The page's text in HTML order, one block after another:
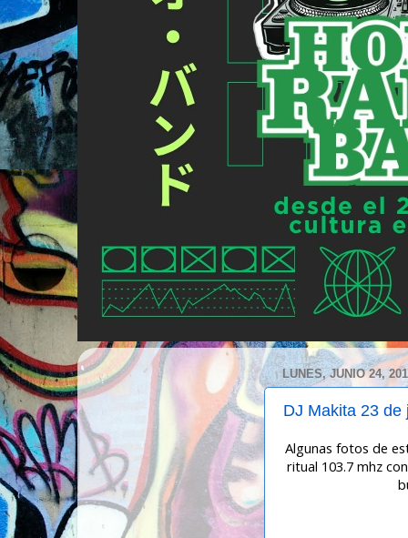
LUNES, JUNIO 24,
DJ Makita 23 de
Algunas fotos de
ritual 103.7 mhz